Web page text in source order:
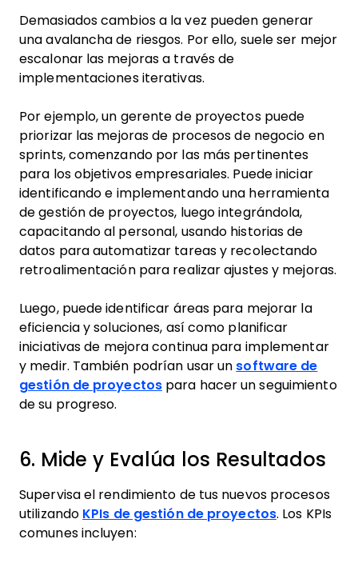
Demasiados cambios a la vez pueden generar
una avalancha de riesgos. Por ello, suele ser mejor
escalonar las mejoras a través de
implementaciones iterativas.
Por ejemplo, un gerente de proyectos puede
priorizar las mejoras de procesos de negocio en
sprints, comenzando por las más pertinentes
para los objetivos empresariales. Puede iniciar
identificando e implementando una herramienta
de gestión de proyectos, luego integrándola,
capacitando al personal, usando historias de
datos para automatizar tareas y recolectando
retroalimentación para realizar ajustes y mejoras.
Luego, puede identificar áreas para mejorar la
eficiencia y soluciones, así como planificar
iniciativas de mejora continua para implementar
y medir. También podrían usar un software de
gestión de proyectos para hacer un seguimiento
de su progreso.
6. Mide y Evalúa los Resultados
Supervisa el rendimiento de tus nuevos procesos
utilizando KPIs de gestión de proyectos. Los KPIs
comunes incluyen: